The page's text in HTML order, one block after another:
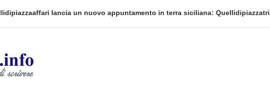
lancia un nuovo appuntamento in terra siciliana: Quellidipiazzatrinità